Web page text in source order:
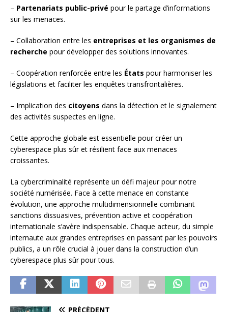
– Partenariats public-privé pour le partage d’informations
sur les menaces.
– Collaboration entre les entreprises et les organismes de
recherche pour développer des solutions innovantes.
– Coopération renforcée entre les États pour harmoniser les
législations et faciliter les enquêtes transfrontalières.
– Implication des citoyens dans la détection et le signalement
des activités suspectes en ligne.
Cette approche globale est essentielle pour créer un
cyberespace plus sûr et résilient face aux menaces
croissantes.
La cybercriminalité représente un défi majeur pour notre
société numérisée. Face à cette menace en constante
évolution, une approche multidimensionnelle combinant
sanctions dissuasives, prévention active et coopération
internationale s’avère indispensable. Chaque acteur, du simple
internaute aux grandes entreprises en passant par les pouvoirs
publics, a un rôle crucial à jouer dans la construction d’un
cyberespace plus sûr pour tous.
PRÉCÉDENT